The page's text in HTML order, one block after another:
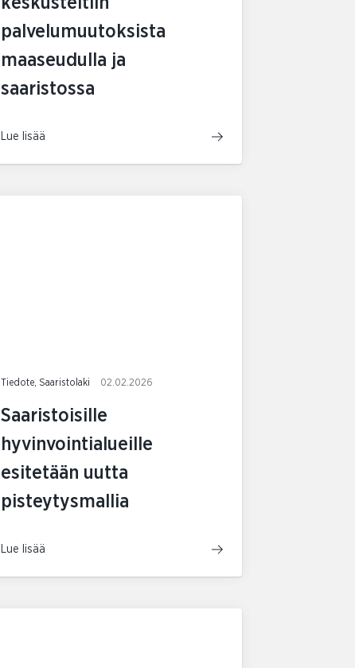
palvelumuutoksista
maaseudulla ja
saaristossa
Lue lisää
Tiedote, Saaristolaki 02.02.2026
Saaristoisille
hyvinvointialueille
esitetään uutta
pisteytysmallia
Lue lisää